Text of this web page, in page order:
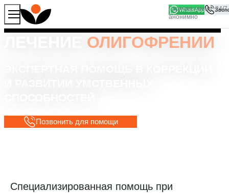
WhatsApp
ОЛИГОФРЕНИИ
Позвонить для помощи
Специализированная помощь при
Продолжая работу с сайтом, вы соглашаетесь на то, что
мы используем файлы
Хорошо